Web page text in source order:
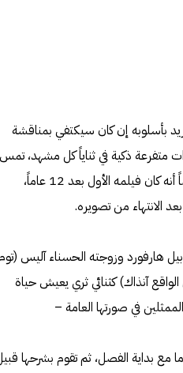
بأسلوبه إن كان سيكتفي بمناقشة
ذكية في ثناياً كل مشهد، تمس
حتى الممثلين الموجودين فيه، علماً أنه كان فيلمه الأول بعد 12 عاماً،
الانتهاء من تصويره.
بيل هارفورد وزوجته الحسناء آليس
آنذاك) كثنائي ثري يعيش حياة
في صورتها العامة –
مع بداية الفصل، ثم تقوم بشرحها